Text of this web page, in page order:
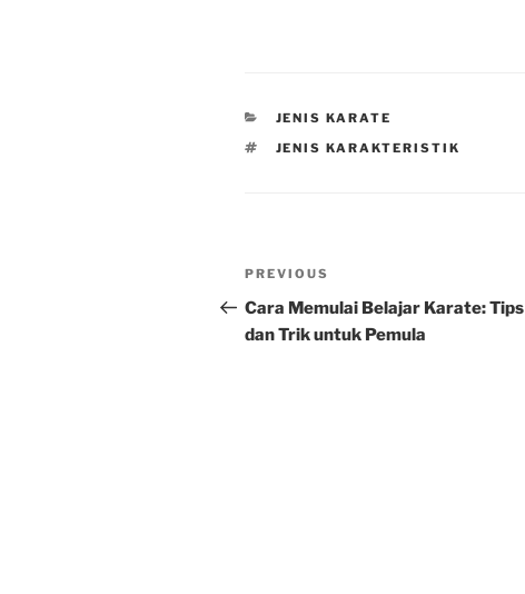
CATEGORIES
JENIS KARATE
TAGS
JENIS KARAKTERISTIK
Post
navigation
Previous
Post
PREVIOUS
Cara Memulai Belajar Karate: Tips
dan Trik untuk Pemula